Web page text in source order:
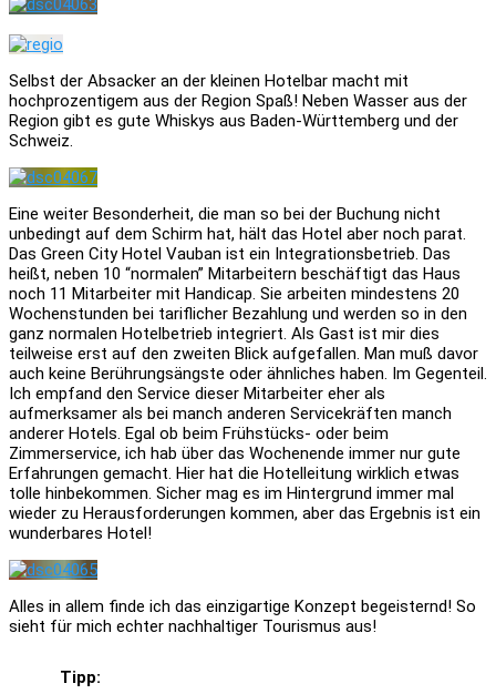
Selbst der Absacker an der kleinen Hotelbar macht mit
hochprozentigem aus der Region Spaß! Neben Wasser aus der
Region gibt es gute Whiskys aus Baden-Württemberg und der
Schweiz.
Eine weiter Besonderheit, die man so bei der Buchung nicht
unbedingt auf dem Schirm hat, hält das Hotel aber noch parat.
Das Green City Hotel Vauban ist ein Integrationsbetrieb. Das
heißt, neben 10 “normalen” Mitarbeitern beschäftigt das Haus
noch 11 Mitarbeiter mit Handicap. Sie arbeiten mindestens 20
Wochenstunden bei tariflicher Bezahlung und werden so in den
ganz normalen Hotelbetrieb integriert. Als Gast ist mir dies
teilweise erst auf den zweiten Blick aufgefallen. Man muß davor
auch keine Berührungsängste oder ähnliches haben. Im Gegenteil.
Ich empfand den Service dieser Mitarbeiter eher als
aufmerksamer als bei manch anderen Servicekräften manch
anderer Hotels. Egal ob beim Frühstücks- oder beim
Zimmerservice, ich hab über das Wochenende immer nur gute
Erfahrungen gemacht. Hier hat die Hotelleitung wirklich etwas
tolle hinbekommen. Sicher mag es im Hintergrund immer mal
wieder zu Herausforderungen kommen, aber das Ergebnis ist ein
wunderbares Hotel!
Alles in allem finde ich das einzigartige Konzept begeisternd! So
sieht für mich echter nachhaltiger Tourismus aus!
Tipp: